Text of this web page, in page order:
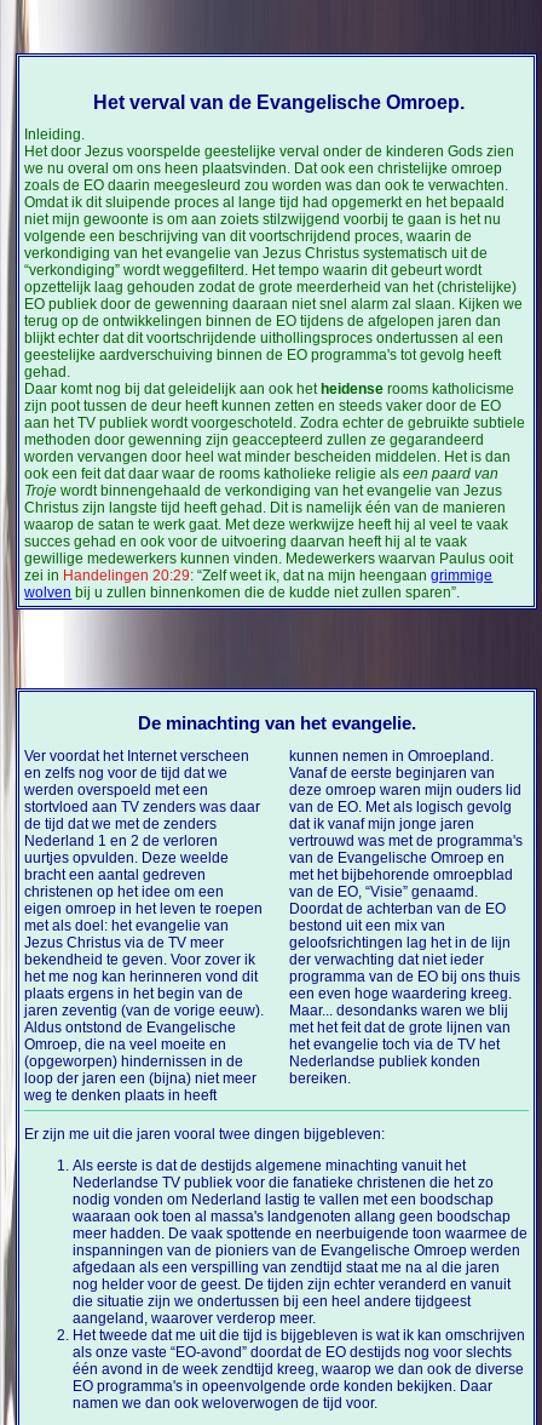
Het verval van de Evangelische Omroep.
Inleiding.
Het door Jezus voorspelde geestelijke verval onder de kinderen Gods zien
we nu overal om ons heen plaatsvinden. Dat ook een christelijke omroep
zoals de EO daarin meegesleurd zou worden was dan ook te verwachten.
Omdat ik dit sluipende proces al lange tijd had opgemerkt en het bepaald
niet mijn gewoonte is om aan zoiets stilzwijgend voorbij te gaan is het nu
volgende een beschrijving van dit voortschrijdend proces, waarin de
verkondiging van het evangelie van Jezus Christus systematisch uit de
“verkondiging” wordt weggefilterd. Het tempo waarin dit gebeurt wordt
opzettelijk laag gehouden zodat de grote meerderheid van het (christelijke)
EO publiek door de gewenning daaraan niet snel alarm zal slaan. Kijken we
terug op de ontwikkelingen binnen de EO tijdens de afgelopen jaren dan
blijkt echter dat dit voortschrijdende uithollingsproces ondertussen al een
geestelijke aardverschuiving binnen de EO programma's tot gevolg heeft
gehad.
Daar komt nog bij dat geleidelijk aan ook het heidense rooms katholicisme
zijn poot tussen de deur heeft kunnen zetten en steeds vaker door de EO
aan het TV publiek wordt voorgeschoteld. Zodra echter de gebruikte subtiele
methoden door gewenning zijn geaccepteerd zullen ze gegarandeerd
worden vervangen door heel wat minder bescheiden middelen. Het is dan
ook een feit dat daar waar de rooms katholieke religie alseen paard van
Troje wordt binnengehaald de verkondiging van het evangelie van Jezus
Christus zijn langste tijd heeft gehad. Dit is namelijk één van de manieren
waarop de satan te werk gaat. Met deze werkwijze heeft hij al veel te vaak
succes gehad en ook voor de uitvoering daarvan heeft hij al te vaak
gewillige medewerkers kunnen vinden. Medewerkers waarvan Paulus ooit
zei in Handelingen 20:29: “Zelf weet ik, dat na mijn heengaangrimmige
wolven bij u zullen binnenkomen die de kudde niet zullen sparen”.
De minachting van het evangelie.
Ver voordat het Internet verscheen
en zelfs nog voor de tijd dat we
werden overspoeld met een
stortvloed aan TV zenders was daar
de tijd dat we met de zenders
Nederland 1 en 2 de verloren
uurtjes opvulden. Deze weelde
bracht een aantal gedreven
christenen op het idee om een
eigen omroep in het leven te roepen
met als doel: het evangelie van
Jezus Christus via de TV meer
bekendheid te geven. Voor zover ik
het me nog kan herinneren vond dit
plaats ergens in het begin van de
jaren zeventig (van de vorige eeuw).
Aldus ontstond de Evangelische
Omroep, die na veel moeite en
(opgeworpen) hindernissen in de
loop der jaren een (bijna) niet meer
weg te denken plaats in heeft
kunnen nemen in Omroepland.
Vanaf de eerste beginjaren van
deze omroep waren mijn ouders lid
van de EO. Met als logisch gevolg
dat ik vanaf mijn jonge jaren
vertrouwd was met de programma's
van de Evangelische Omroep en
met het bijbehorende omroepblad
van de EO, “Visie” genaamd.
Doordat de achterban van de EO
bestond uit een mix van
geloofsrichtingen lag het in de lijn
der verwachting dat niet ieder
programma van de EO bij ons thuis
een even hoge waardering kreeg.
Maar... desondanks waren we blij
met het feit dat de grote lijnen van
het evangelie toch via de TV het
Nederlandse publiek konden
bereiken.
Er zijn me uit die jaren vooral twee dingen bijgebleven:
Als eerste is dat de destijds algemene minachting vanuit het
Nederlandse TV publiek voor die fanatieke christenen die het zo
nodig vonden om Nederland lastig te vallen met een boodschap
waaraan ook toen al massa's landgenoten allang geen boodschap
meer hadden. De vaak spottende en neerbuigende toon waarmee de
inspanningen van de pioniers van de Evangelische Omroep werden
afgedaan als een verspilling van zendtijd staat me na al die jaren
nog helder voor de geest. De tijden zijn echter veranderd en vanuit
die situatie zijn we ondertussen bij een heel andere tijdgeest
aangeland, waarover verderop meer.
Het tweede dat me uit die tijd is bijgebleven is wat ik kan omschrijven
als onze vaste “EO-avond” doordat de EO destijds nog voor slechts
één avond in de week zendtijd kreeg, waarop we dan ook de diverse
EO programma's in opeenvolgende orde konden bekijken. Daar
namen we dan ook weloverwogen de tijd voor.